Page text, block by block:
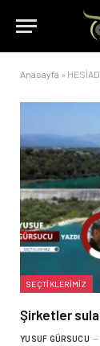
Anasayfa » HESİAD
SEÇTIKLERIMIZ
Şirketler
YUSUF GÜRSUCU